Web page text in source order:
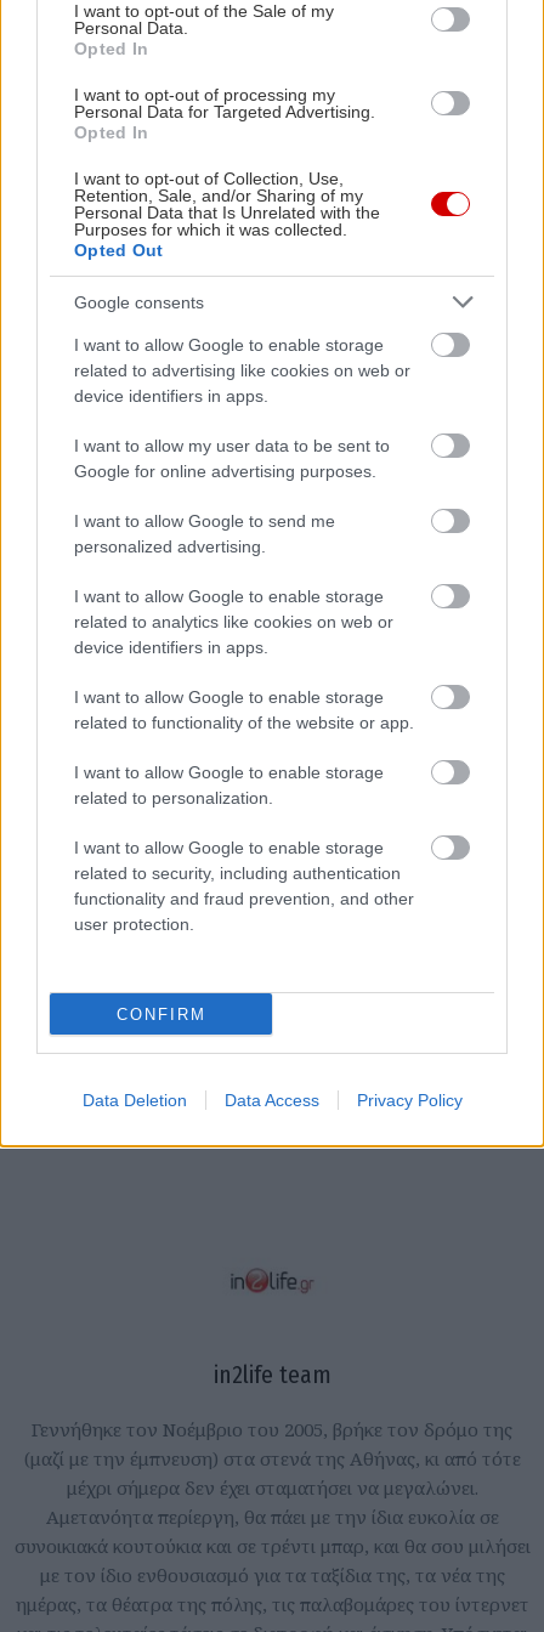
I want to opt-out of the Sale of my
Personal Data.
Opted In
I want to opt-out of processing my
Personal Data for Targeted Advertising.
Opted In
I want to opt-out of Collection, Use,
Retention, Sale, and/or Sharing of my
Personal Data that Is Unrelated with the
Purposes for which it was collected.
Opted Out
Google consents
I want to allow Google to enable storage
related to advertising like cookies on web or
device identifiers in apps.
I want to allow my user data to be sent to
Google for online advertising purposes.
I want to allow Google to send me
personalized advertising.
I want to allow Google to enable storage
related to analytics like cookies on web or
device identifiers in apps.
I want to allow Google to enable storage
related to functionality of the website or app.
I want to allow Google to enable storage
related to personalization.
I want to allow Google to enable storage
related to security, including authentication
functionality and fraud prevention, and other
user protection.
CONFIRM
Data Deletion Data Access Privacy Policy
αυτοκίνησης και στο δυναμικό τοπίο της
κινητικότητας στην ελληνική αγορά με προϊόντα
που ικανοποιούν τις πιο απαιτητικές σύγχρονες
ανάγκες για άνεση, ασφάλεια και υψηλή
in2life team
Γεννήθηκε τον Νοέμβριο του 2005, βρήκε τον δρόμο της
(μαζί με την έμπνευση) στα στενά της Αθήνας, κι από τότε
μέχρι σήμερα δεν έχει σταματήσει να μεγαλώνει.
Αμετανόητα περίεργη, θα πάει με την ίδια ευκολία σε
συνοικιακά κουτούκια και σε τρέντι μπαρ, και θα σου μιλήσει
με τον ίδιο ενθουσιασμό για τα ταξίδια της, τα νέα της
ημέρας, τα θέατρα της πόλης, τις παλαβομάρες του ίντερνετ